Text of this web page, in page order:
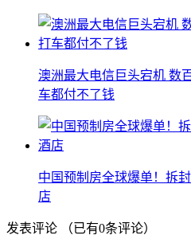
澳洲最大电信巨头宕机 数
车都付不了钱
中国预制房全球爆单！拆
店
发表评论 （已有0条评论）